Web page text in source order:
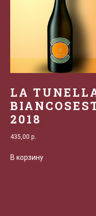
LA
2018
435,00 р.
В корзину